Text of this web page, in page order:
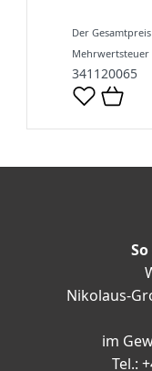
Der
Mehrwertsteuer
341120065
Nikolaus-
im
Tel.: